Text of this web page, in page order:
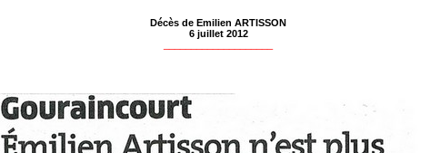
Décès de Emilien ARTISSON
6 juillet 2012